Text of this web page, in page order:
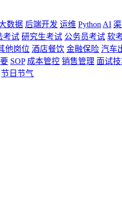
数据 后端开发 运维 Python AI
考试 研究生考试 公务员考试 软
他岗位 酒店餐饮 金融保险 汽车
SOP 成本管控 销售管理 面试
节日节气